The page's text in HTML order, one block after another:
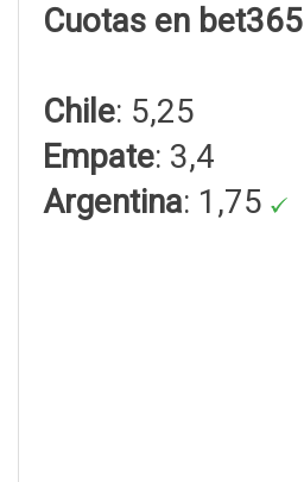
Cuotas en bet365
Chile: 5,25
Empate: 3,4
Argentina: 1,75